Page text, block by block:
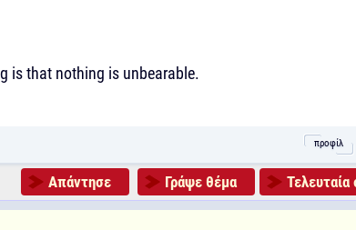
is that nothing is unbearable.
προφίλ
Απάντησε Γράψε θέμα Τελευταία